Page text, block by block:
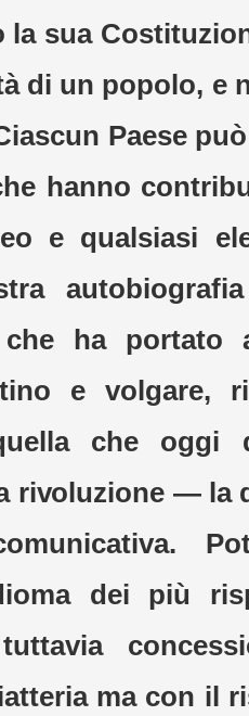
sua
di un popolo, e
Paese
hanno
e qualsiasi
che ha portato
e volgare,
che oggi
rivoluzione — la
dei più
ma con il